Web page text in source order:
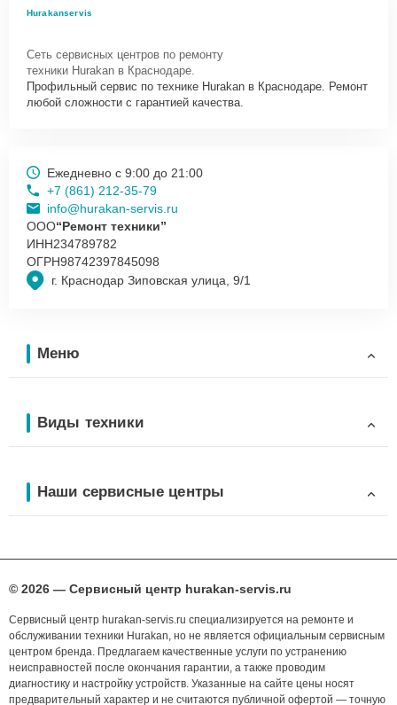
Hurakanservis
Сеть сервисных центров по ремонту
техники Hurakan в Краснодаре.
Профильный сервис по технике Hurakan в Краснодаре. Ремонт
любой сложности с гарантией качества.
г. Краснодар Зиповская улица, 9/1
Ежедневно с 9:00 до 21:00
+7 (861) 212-35-79
info@hurakan-servis.ru
ООО“Ремонт техники”
ИНН234789782
ОГРН98742397845098
Меню
Виды техники
Наши сервисные центры
© 2026 — Сервисный центр hurakan-servis.ru
Сервисный центр hurakan-servis.ru специализируется на ремонте и
обслуживании техники Hurakan, но не является официальным сервисным
центром бренда. Предлагаем качественные услуги по устранению
неисправностей после окончания гарантии, а также проводим
диагностику и настройку устройств. Указанные на сайте цены носят
предварительный характер и не считаются публичной офертой — точную